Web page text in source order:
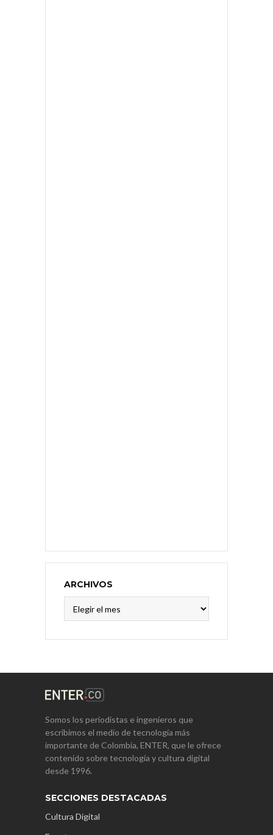
ARCHIVOS
Somos los periodistas e ingenieros que
escribimos el medio de tecnología más
importante de Colombia, ENTER, que le ofrece
contenido sobre tecnología y cultura digital
desde 1996.
SECCIONES DESTACADAS
Cultura Digital